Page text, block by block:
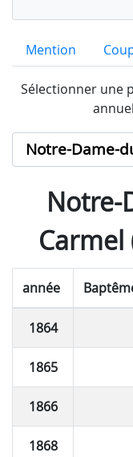
Mention
Sélectionner une
Notre-
Carmel
année
1864
1865
1866
1868